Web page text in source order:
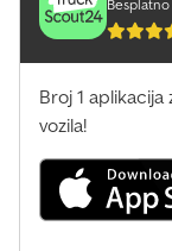
Broj 1
vozila!